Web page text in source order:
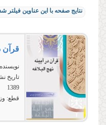
نتایج صفحه با این عناوین فیلتر
قرآن
تاریخ
1389
قطع: